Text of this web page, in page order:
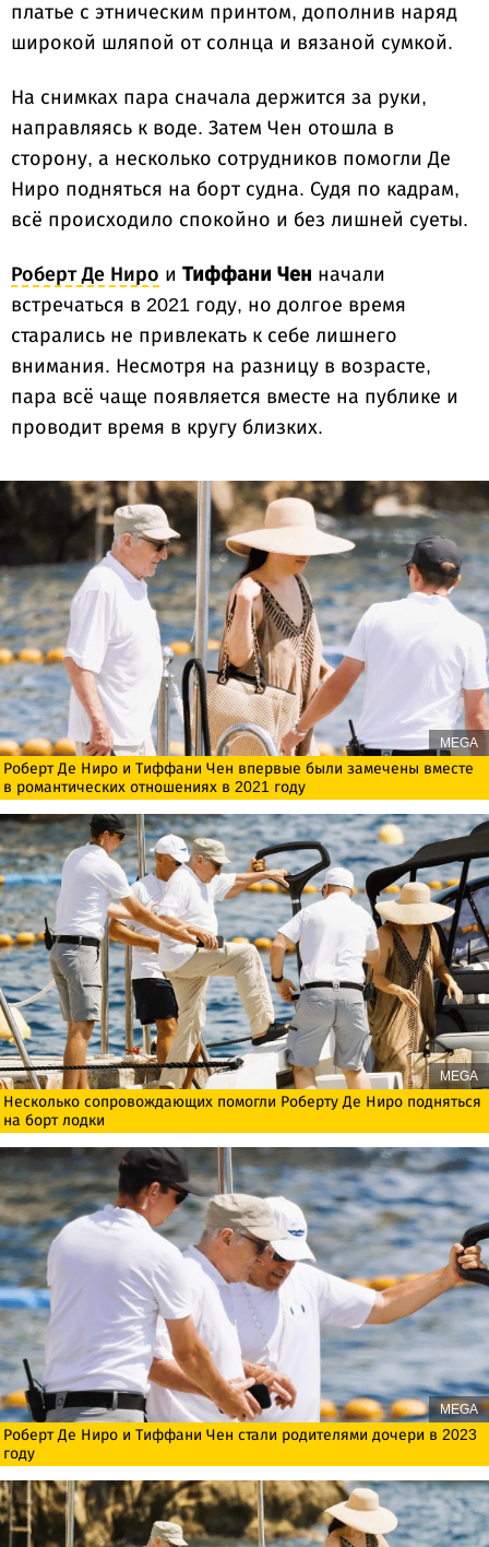
платье с этническим принтом, дополнив наряд
широкой шляпой от солнца и вязаной сумкой.
На снимках пара сначала держится за руки,
направляясь к воде. Затем Чен отошла в
сторону, а несколько сотрудников помогли Де
Ниро подняться на борт судна. Судя по кадрам,
всё происходило спокойно и без лишней суеты.
Роберт Де Ниро и Тиффани Чен начали
встречаться в 2021 году, но долгое время
старались не привлекать к себе лишнего
внимания. Несмотря на разницу в возрасте,
пара всё чаще появляется вместе на публике и
проводит время в кругу близких.
MEGA
Роберт Де Ниро и Тиффани Чен впервые были замечены вместе
в романтических отношениях в 2021 году
MEGA
Несколько сопровождающих помогли Роберту Де Ниро подняться
на борт лодки
MEGA
Роберт Де Ниро и Тиффани Чен стали родителями дочери в 2023
году